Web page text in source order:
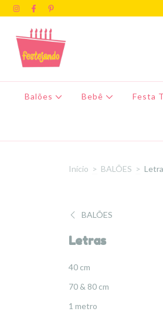
Balões Bebê Festa
Início > BALÕES >
BALÕES
Letras
40 cm
70 & 80 cm
1 metro